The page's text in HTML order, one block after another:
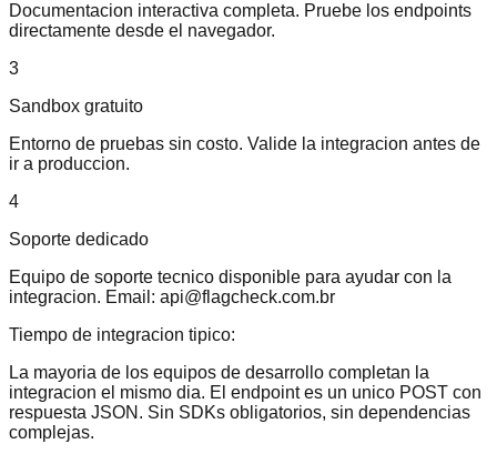
Documentacion interactiva completa. Pruebe los endpoints
directamente desde el navegador.
3
Sandbox gratuito
Entorno de pruebas sin costo. Valide la integracion antes de
ir a produccion.
4
Soporte dedicado
Equipo de soporte tecnico disponible para ayudar con la
integracion. Email: api@flagcheck.com.br
Tiempo de integracion tipico:
La mayoria de los equipos de desarrollo completan la
integracion el mismo dia. El endpoint es un unico POST con
respuesta JSON. Sin SDKs obligatorios, sin dependencias
complejas.